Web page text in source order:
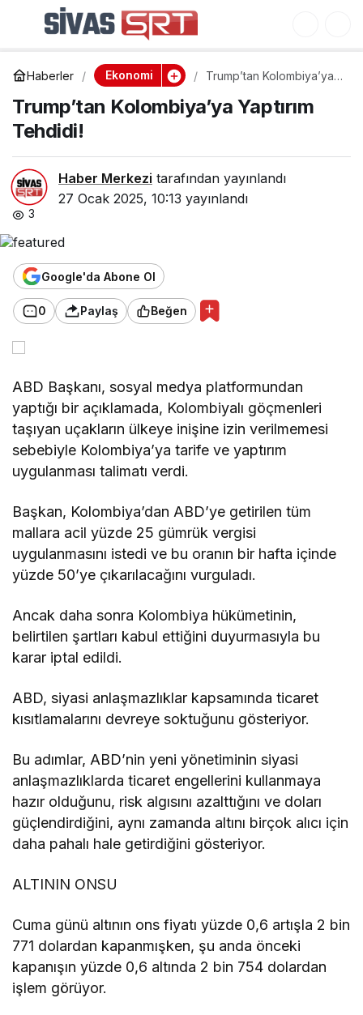
Haberler Ekonomi
Trump’tan Kolombiya’ya
Trump’tan Kolombiya’ya Yaptırım
Tehdidi!
Haber Merkezi tarafından yayınlandı
27 Ocak 2025, 10:13 yayınlandı
3
Google'da Abone Ol
0 Paylaş Beğen
ABD Başkanı, sosyal medya platformundan
yaptığı bir açıklamada, Kolombiyalı göçmenleri
taşıyan uçakların ülkeye inişine izin verilmemesi
sebebiyle Kolombiya’ya tarife ve yaptırım
uygulanması talimatı verdi.
Başkan, Kolombiya’dan ABD’ye getirilen tüm
mallara acil yüzde 25 gümrük vergisi
uygulanmasını istedi ve bu oranın bir hafta içinde
yüzde 50’ye çıkarılacağını vurguladı.
Ancak daha sonra Kolombiya hükümetinin,
belirtilen şartları kabul ettiğini duyurmasıyla bu
karar iptal edildi.
ABD, siyasi anlaşmazlıklar kapsamında ticaret
kısıtlamalarını devreye soktuğunu gösteriyor.
Bu adımlar, ABD’nin yeni yönetiminin siyasi
anlaşmazlıklarda ticaret engellerini kullanmaya
hazır olduğunu, risk algısını azalttığını ve doları
güçlendirdiğini, aynı zamanda altını birçok alıcı için
daha pahalı hale getirdiğini gösteriyor.
ALTININ ONSU
Cuma günü altının ons fiyatı yüzde 0,6 artışla 2 bin
771 dolardan kapanmışken, şu anda önceki
kapanışın yüzde 0,6 altında 2 bin 754 dolardan
işlem görüyor.
Türkiye’den E-İhracatta